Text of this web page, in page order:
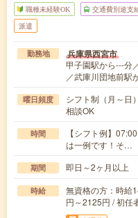
職種未経験OK 交通費別途支
派遣
勤務地 兵庫県西宮市
甲子園駅から---分
／武庫川団地前駅
曜日頻度
シフト制（月～日
相談OK
時間
【シフト例】
は一例です！そ…
期間 即日～2ヶ月以上
時給
無資格の方：時給
円～2125円 / 初任